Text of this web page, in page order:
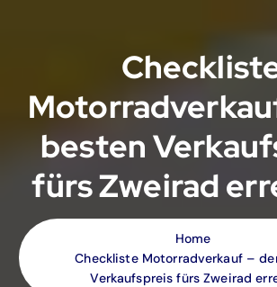
besten
fürs Zweirad
Home
Checkliste Motorradverkauf –
Verkaufspreis fürs Zweirad